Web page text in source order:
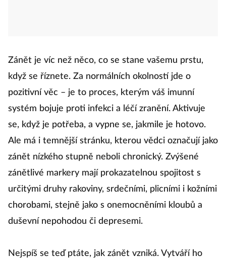
Zánět je víc než něco, co se stane vašemu prstu,
když se říznete. Za normálních okolností jde o
pozitivní věc – je to proces, kterým váš imunní
systém bojuje proti infekci a léčí zranění. Aktivuje
se, když je potřeba, a vypne se, jakmile je hotovo.
Ale má i temnější stránku, kterou vědci označují jako
zánět nízkého stupně neboli chronický. Zvýšené
zánětlivé markery mají prokazatelnou spojitost s
určitými druhy rakoviny, srdečními, plicními i kožními
chorobami, stejně jako s onemocněními kloubů a
duševní nepohodou či depresemi.
Nejspíš se teď ptáte, jak zánět vzniká. Vytváří ho